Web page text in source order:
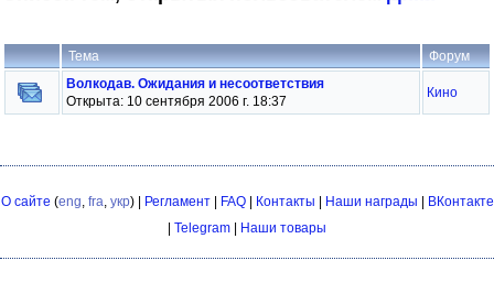
Тема
Форум
Волкодав. Ожидания и несоответствия
Открыта: 10 сентября 2006 г. 18:37
Кино
О сайте (eng, fra, укр) | Регламент| FAQ| Контакты | Наши награды | ВКонтакте
| Telegram | Наши товары